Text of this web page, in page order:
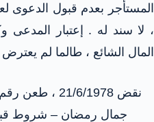
المستأجر بعدم قبول الدعوى
، لا سند له . إعتبار المدعى
المال الشائع ، طالما لم
جمال رمضان – شروط قبول